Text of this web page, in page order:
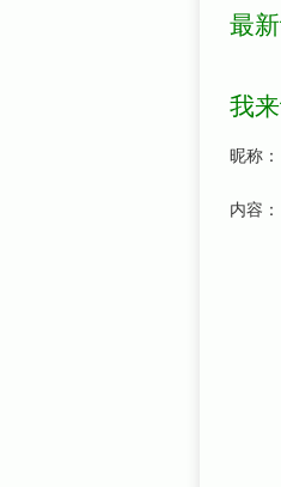
最
我
昵称：
内容：